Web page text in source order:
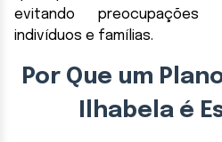
evitando preocupações
indivíduos e famílias.
Por Que um
Ilhabela é